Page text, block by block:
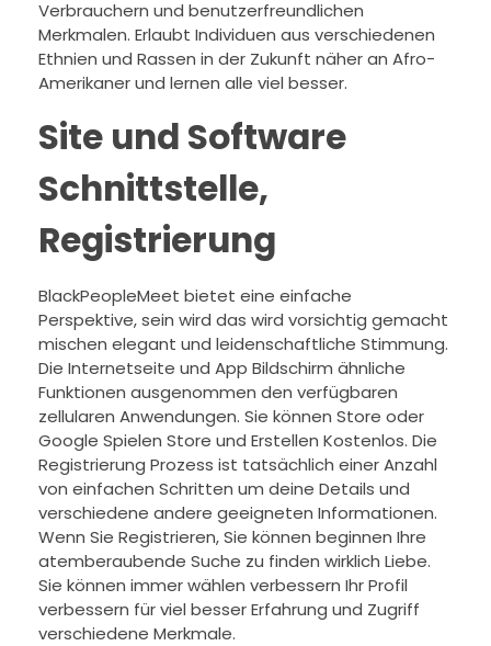
Verbrauchern und benutzerfreundlichen
Merkmalen. Erlaubt Individuen aus verschiedenen
Ethnien und Rassen in der Zukunft näher an Afro-
Amerikaner und lernen alle viel besser.
Site und Software
Schnittstelle,
Registrierung
BlackPeopleMeet bietet eine einfache
Perspektive, sein wird das wird vorsichtig gemacht
mischen elegant und leidenschaftliche Stimmung.
Die Internetseite und App Bildschirm ähnliche
Funktionen ausgenommen den verfügbaren
zellularen Anwendungen. Sie können Store oder
Google Spielen Store und Erstellen Kostenlos. Die
Registrierung Prozess ist tatsächlich einer Anzahl
von einfachen Schritten um deine Details und
verschiedene andere geeigneten Informationen.
Wenn Sie Registrieren, Sie können beginnen Ihre
atemberaubende Suche zu finden wirklich Liebe.
Sie können immer wählen verbessern Ihr Profil
verbessern für viel besser Erfahrung und Zugriff
verschiedene Merkmale.